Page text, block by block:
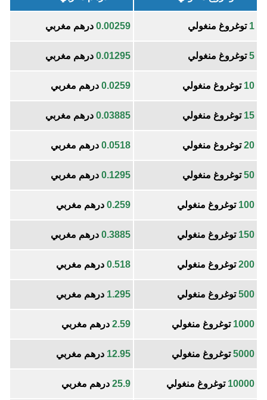
1 توغروغ منغولي 0.00259 درهم مغربي
5توغروغ منغولي 0.01295 درهم مغربي
10 توغروغ منغولي 0.0259 درهم مغربي
15 توغروغ منغولي 0.03885 درهم مغربي
20توغروغ منغولي 0.0518 درهم مغربي
50توغروغ منغولي 0.1295 درهم مغربي
100 توغروغ منغولي 0.259 درهم مغربي
150 توغروغ منغولي 0.3885 درهم مغربي
200توغروغ منغولي 0.518 درهم مغربي
500توغروغ منغولي 1.295 درهم مغربي
1000 توغروغ منغولي 2.59 درهم مغربي
5000توغروغ منغولي 12.95 درهم مغربي
10000 توغروغ منغولي 25.9 درهم مغربي